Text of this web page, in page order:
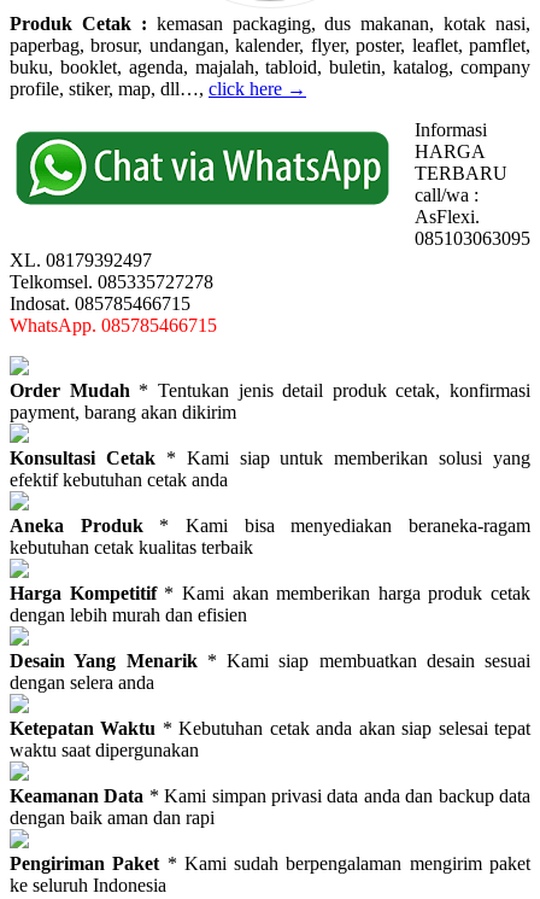
Produk Cetak : kemasan packaging, dus makanan, kotak nasi,
paperbag, brosur, undangan, kalender, flyer, poster, leaflet, pamflet,
buku, booklet, agenda, majalah, tabloid, buletin, katalog, company
profile, stiker, map, dll…, click here →
Informasi
HARGA
TERBARU
call/wa :
AsFlexi.
085103063095
XL. 08179392497
Telkomsel. 085335727278
Indosat. 085785466715
WhatsApp. 085785466715
Order Mudah * Tentukan jenis detail produk cetak, konfirmasi
payment, barang akan dikirim
Konsultasi Cetak* Kami siap untuk memberikan solusi yang
efektif kebutuhan cetak anda
Aneka Produk * Kami bisa menyediakan beraneka-ragam
kebutuhan cetak kualitas terbaik
Harga Kompetitif* Kami akan memberikan harga produk cetak
dengan lebih murah dan efisien
Desain Yang Menarik* Kami siap membuatkan desain sesuai
dengan selera anda
Ketepatan Waktu * Kebutuhan cetak anda akan siap selesai tepat
waktu saat dipergunakan
Keamanan Data * Kami simpan privasi data anda dan backup data
dengan baik aman dan rapi
Pengiriman Paket * Kami sudah berpengalaman mengirim paket
ke seluruh Indonesia